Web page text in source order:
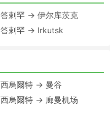
答剌罕 → 伊尔库茨克
答剌罕 → Irkutsk
西烏爾特 → 曼谷
西烏爾特 → 廊曼机场